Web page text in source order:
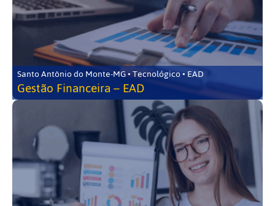
Santo Antônio do Monte-MG • Tecnológico • EAD
Gestão Financeira – EAD